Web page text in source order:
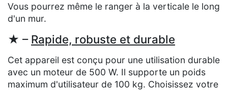
Vous pourrez même le ranger à la verticale le long
d'un mur.
★ – Rapide, robuste et durable
Cet appareil est conçu pour une utilisation durable
avec un moteur de 500 W. Il supporte un poids
maximum d'utilisateur de 100 kg. Choisissez votre